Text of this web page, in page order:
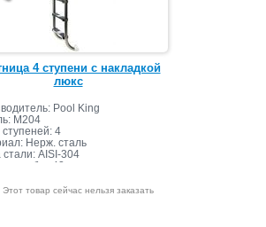
4 ступени с накладкой
люкс
Pool King
M204
4
Нерж. сталь
стали: AISI-304
трубы: 42 мм
Этот товар сейчас нельзя заказать